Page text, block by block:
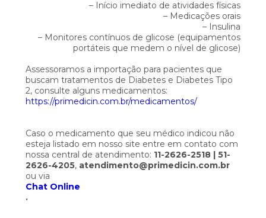
– Início imediato de atividades físicas
– Medicações orais
– Insulina
– Monitores contínuos de glicose (equipamentos
portáteis que medem o nível de glicose)
Assessoramos a importação para pacientes que
buscam tratamentos de Diabetes e Diabetes Tipo
2, consulte alguns medicamentos:
https://primedicin.com.br/medicamentos/
Caso o medicamento que seu médico indicou não
esteja listado em nosso site entre em contato com
nossa central de atendimento: 11-2626-2518 | 51-
2626-4205, atendimento@primedicin.com.br
ou via
Chat Online
.